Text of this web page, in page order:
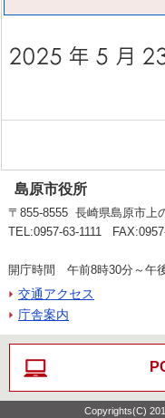
島原市役所
〒855-8555 長崎県島原市上
TEL:0957-63-1111
開庁時間 午前8時30分～午
交通アクセス
庁舎案内
Copyrights(C)